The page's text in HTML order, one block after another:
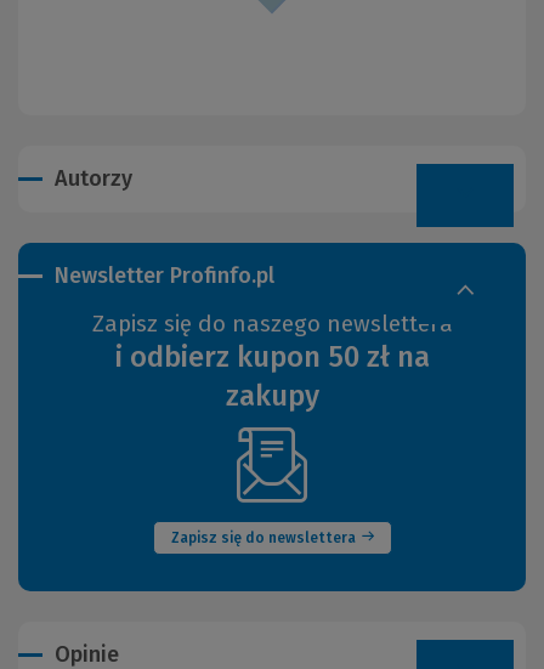
Autorzy
Newsletter Profinfo.pl
Zapisz się do naszego newslettera
i odbierz kupon 50 zł na
zakupy
Zapisz się do newslettera
(Nowe
okno)
Opinie